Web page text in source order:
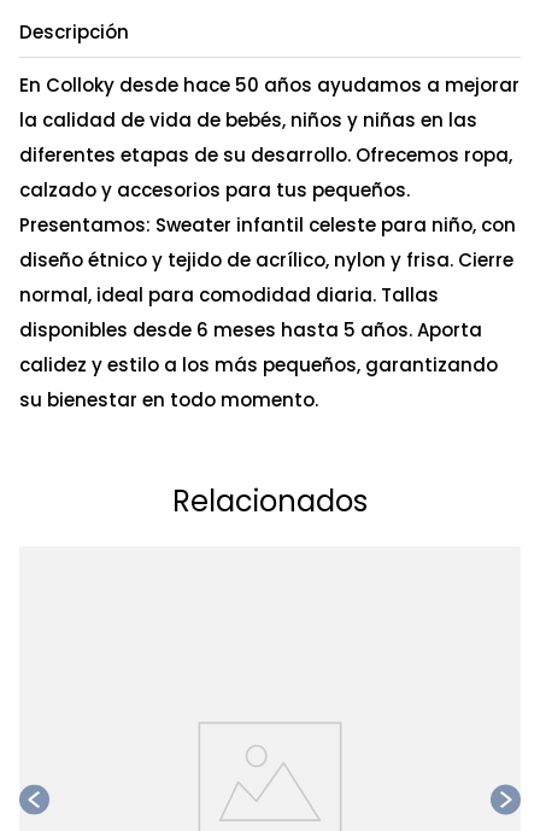
Descripción
En Colloky desde hace 50 años ayudamos a mejorar
la calidad de vida de bebés, niños y niñas en las
diferentes etapas de su desarrollo. Ofrecemos ropa,
calzado y accesorios para tus pequeños.
Presentamos: Sweater infantil celeste para niño, con
diseño étnico y tejido de acrílico, nylon y frisa. Cierre
normal, ideal para comodidad diaria. Tallas
disponibles desde 6 meses hasta 5 años. Aporta
calidez y estilo a los más pequeños, garantizando
su bienestar en todo momento.
Relacionados